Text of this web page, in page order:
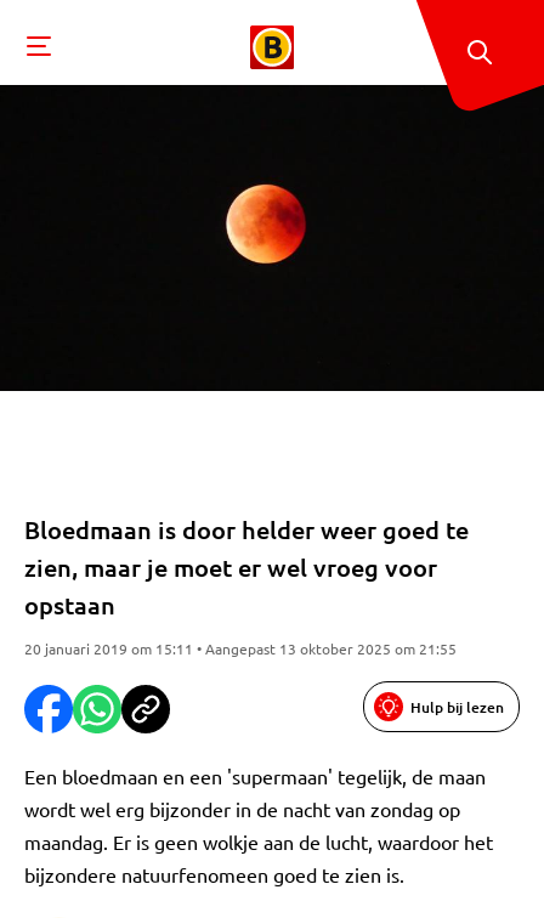
Bloedmaan is door helder weer goed te
zien, maar je moet er wel vroeg voor
opstaan
20 januari 2019 om 15:11 • Aangepast 13 oktober 2025 om 21:55
Hulp bij lezen
Een bloedmaan en een 'supermaan' tegelijk, de maan
wordt wel erg bijzonder in de nacht van zondag op
maandag. Er is geen wolkje aan de lucht, waardoor het
bijzondere natuurfenomeen goed te zien is.